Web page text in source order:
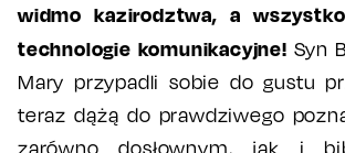
widmo kazirodztwa, a
technologie komunikacyjne! Syn
Mary przypadli sobie do gustu
teraz dążą do prawdziwego
zarówno dosłownym, jak i